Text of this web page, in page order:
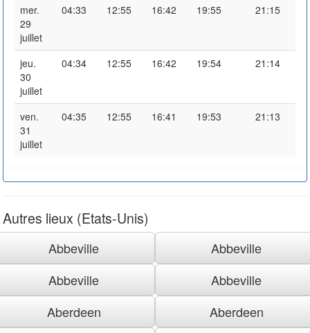
mer.
29
juillet
04:33 12:55 16:42 19:55 21:15
jeu.
30
juillet
04:34 12:55 16:42 19:54 21:14
ven.
31
juillet
04:35 12:55 16:41 19:53 21:13
Autres lieux (Etats-Unis)
Abbeville
Abbeville
Abbeville
Abbeville
Aberdeen
Aberdeen